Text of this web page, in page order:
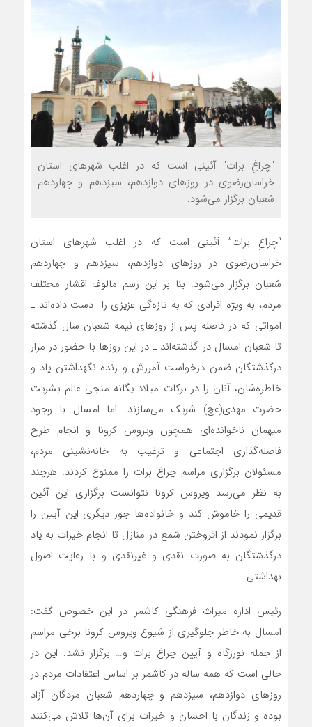
"چراغِ برات" آئینی است که در اغلب شهرهای استان
خراسان‌رضوی در روزهای دوازدهم، سیزدهم و چهاردهم
شعبان برگزار می‌شود.
“چراغِ برات” آئینی است که در اغلب شهرهای استان
خراسان‌رضوی در روزهای دوازدهم، سیزدهم و چهاردهم
شعبان برگزار می‌شود. بنا بر این رسم مالوف اقشار مختلف
مردم، به ویژه افرادی که به تازه‌گی عزیزی را دست داده‌اند ـ
امواتی که در فاصله پس از روزهای نیمه شعبان سال گذشته
تا شعبان امسال در گذشته‌اند ـ در این روزها با حضور در مزار
درگذشتگان ضمن درخواست آمرزش و زنده نگهداشتن یاد و
خاطره‌شان، آنان را در برکات میلاد یگانه منجی عالم بشریت
حضرت مهدی(عج) شریک می‌سازند. اما امسال با وجود
میهمان ناخوانده‌ای همچون ویروس کرونا و انجام طرح
فاصله‌گذاری اجتماعی و ترغیب به خانه‌نشینی مردم،
مسئولان برگزاری مراسم چراغ برات را ممنوع کردند. هرچند
به نظر می‌رسد ویروس کرونا نتوانست برگزاری این آئین
قدیمی را خاموش کند و خانواده‌ها جور دیگری این آیین را
برگزار نمودند از افروختن شمع در منازل تا انجام خیرات به یاد
درگذشتگان به صورت نقدی و غیرنقدی و با رعایت اصول
بهداشتی.
رئیس اداره میراث فرهنگی کاشمر در این خصوص گفت:
امسال به خاطر جلوگیری از شیوع ویروس کرونا برخی مراسم
از جمله نورزگاه و آیین چراغ برات و… برگزار نشد. این در
حالی است که همه ساله در کاشمر بر اساس اعتقادات مردم در
روزهای دوازدهم، سیزدهم و چهاردهم شعبان مردگان آزاد
بوده و زندگان با احسان و خیرات برای آن‌ها تلاش می‌کنند